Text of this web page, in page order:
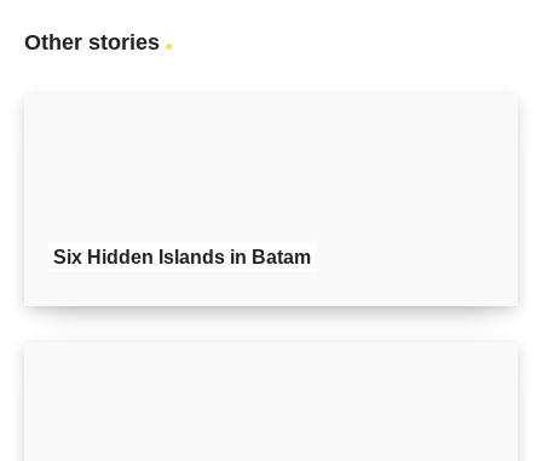
Other stories
Six Hidden Islands in Batam